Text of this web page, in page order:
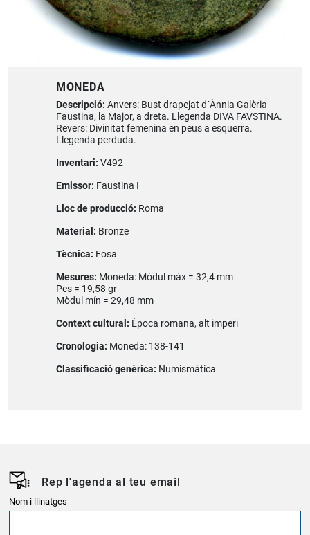
MONEDA
Descripció: Anvers: Bust drapejat d´Ànnia Galèria
Faustina, la Major, a dreta. Llegenda DIVA FAVSTINA.
Revers: Divinitat femenina en peus a esquerra.
Llegenda perduda.
Inventari: V492
Emissor: Faustina I
Lloc de producció: Roma
Material: Bronze
Tècnica: Fosa
Mesures: Moneda: Mòdul máx = 32,4 mm
Pes = 19,58 gr
Mòdul mín = 29,48 mm
Context cultural: Època romana, alt imperi
Cronologia: Moneda: 138-141
Classificació genèrica: Numismàtica
Rep l'agenda al teu email
Nom i llinatges